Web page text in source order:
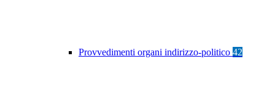
Provvedimenti organi indirizzo-politico 42